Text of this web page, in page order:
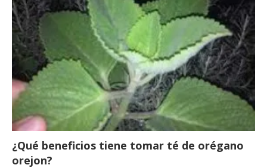
¿Qué beneficios tiene tomar té de orégano
orejon?